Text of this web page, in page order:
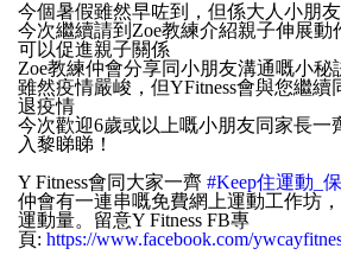
今個暑假雖然早咗到，但係大人小朋
今次繼續請到Zoe教練介紹親子伸展動
可以促進親子關係
Zoe教練仲會分享同小朋友溝通嘅小
雖然疫情嚴峻，但YFitness會與您繼續
退疫情
今次歡迎6歲或以上嘅小朋友同家長一
入黎睇睇！
Y Fitness會同大家一齊 #Keep住運動_
仲會有一連串嘅免費網上運動工作坊
運動量。留意Y Fitness FB專
頁: https://www.facebook.com/